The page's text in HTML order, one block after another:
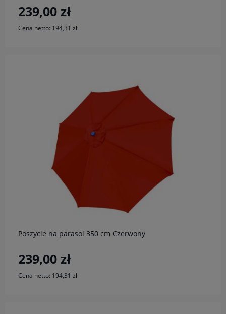
239,00 zł
Cena netto: 194,31 zł
Poszycie na parasol 350 cm Czerwony
239,00 zł
Cena netto: 194,31 zł